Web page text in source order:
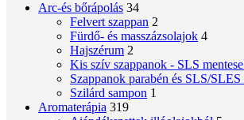
Arc-és bőrápolás 34
Felvert szappan 2
Fürdő- és masszázsolajok 4
Hajszérum 2
Kis szív szappanok - SLS
Szappanok parabén és SLS/SLES
Szilárd sampon 1
Aromaterápia 319